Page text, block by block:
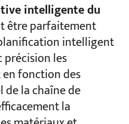
intelligente du
être parfaitement
intelligent
précision les
fonction des
de la chaîne de
la